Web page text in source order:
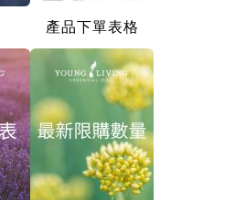
產品下單表格